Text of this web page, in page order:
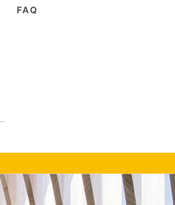
FAQ